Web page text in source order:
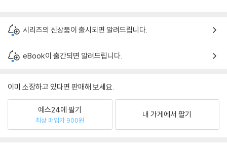
시리즈의 신상품이 출시되면 알려드립니다.
eBook이 출간되면 알려드립니다.
이미 소장하고 있다면 판매해 보세요.
예스24에 팔기
최상 매입가 900원
내 가게에서 팔기